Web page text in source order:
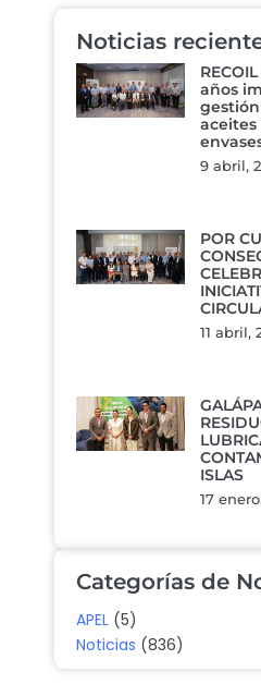
Noticias
años
aceites
9 abril,
POR
11 abril,
ISLAS
17
Categorías de
APEL (5)
Noticias (836)